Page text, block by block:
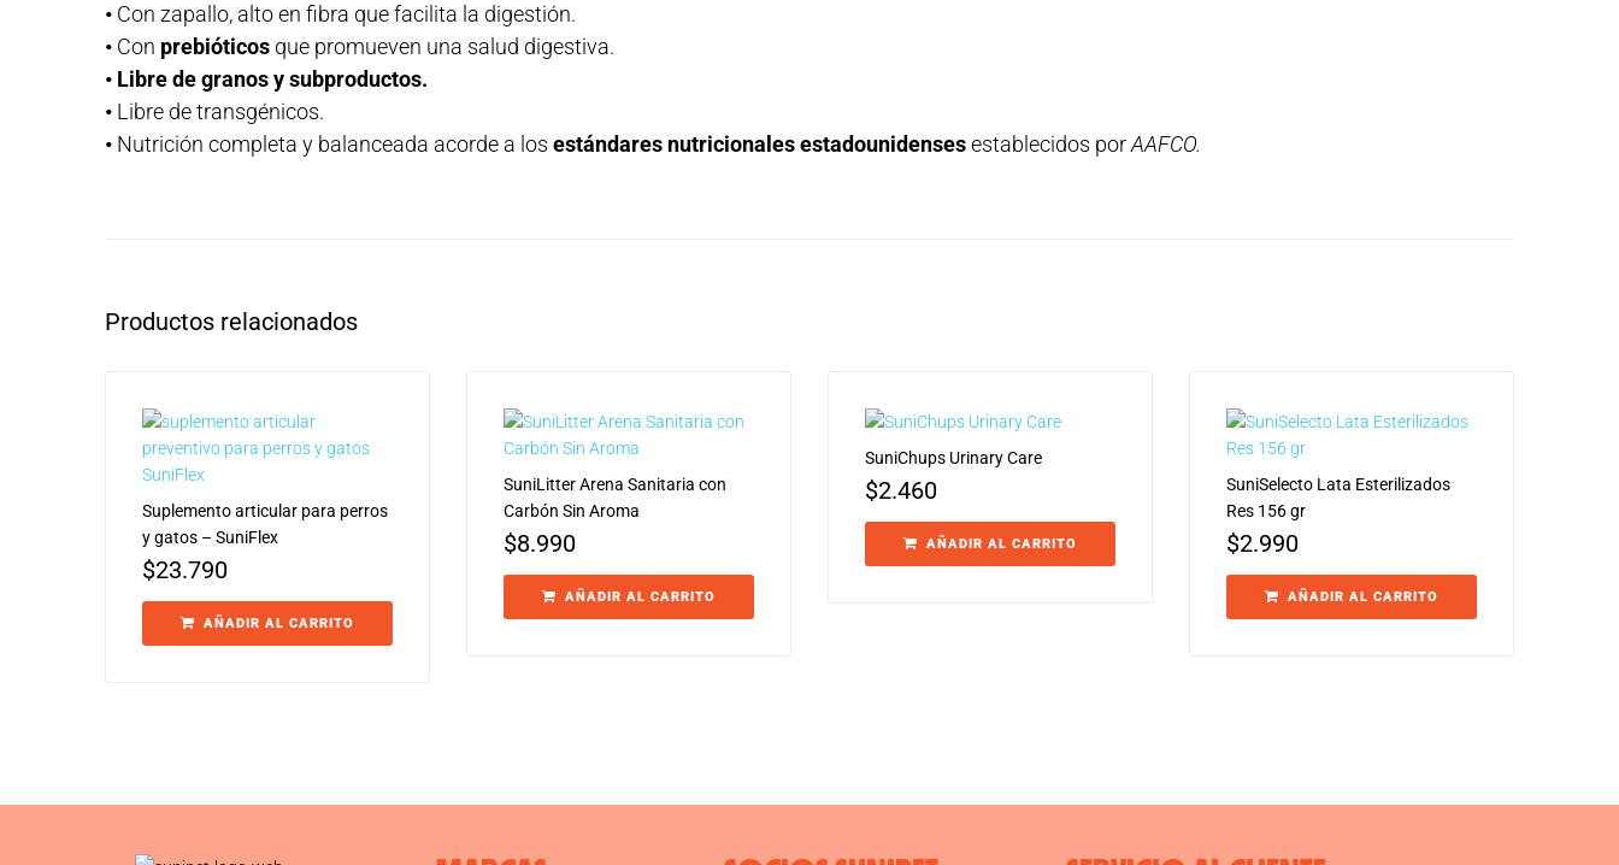
• Con zapallo, alto en fibra que facilita la digestión.
• Con prebióticos que promueven una salud digestiva.
• Libre de granos y subproductos.
• Libre de transgénicos.
• Nutrición completa y balanceada acorde a los estándares nutricionales estadounidensesestablecidos porAAFCO.
Productos relacionados
Suplemento articular para perros
y gatos – SuniFlex
$23.790
AÑADIR AL CARRITO
SuniLitter Arena Sanitaria con
Carbón Sin Aroma
$8.990
AÑADIR AL CARRITO
SuniChups Urinary Care
$2.460
AÑADIR AL CARRITO
SuniSelecto Lata Esterilizados
Res 156 gr
$2.990
AÑADIR AL CARRITO